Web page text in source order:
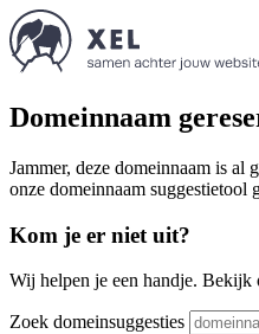
Domeinnaam
Jammer, deze domeinnaam is
onze domeinnaam suggestietool
Kom je er niet uit?
Wij helpen je een handje. Bekijk
Zoek domeinsuggesties